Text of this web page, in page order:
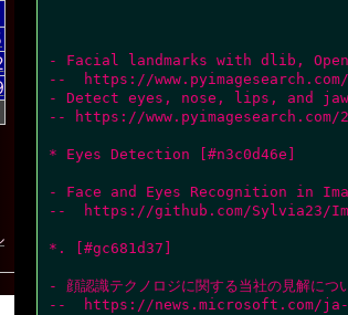
- Facial landmarks with dlib,
--  https://
- Detect eyes, nose, lips, and
-- https://
* Eyes Detection [#n3c0d46e]
- Face and Eyes Recognition in
--  https://github.com/Sylvia23/
*. [#gc681d37]
- 顔認識テクノロジに関する当社の見解につ
--  https://news.microsoft.com/